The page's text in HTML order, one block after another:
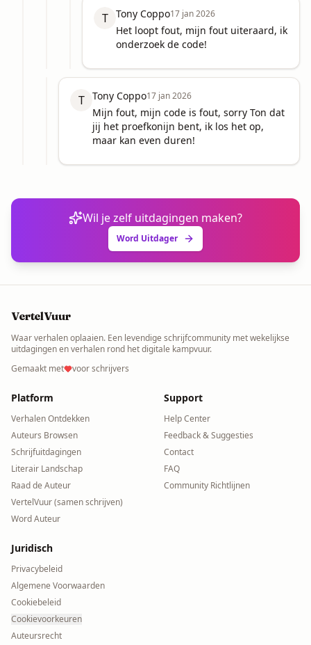
T Tony Coppo17 jan 2026
Het loopt fout, mijn fout uiteraard, ik
onderzoek de code!
T Tony Coppo17 jan 2026
Mijn fout, mijn code is fout, sorry Ton dat
jij het proefkonijn bent, ik los het op,
maar kan even duren!
Wil je zelf uitdagingen maken?
Word Uitdager
VertelVuur
Waar verhalen oplaaien. Een levendige schrijfcommunity met wekelijkse
uitdagingen en verhalen rond het digitale kampvuur.
Gemaakt met
voor schrijvers
Platform
Verhalen Ontdekken
Auteurs Browsen
Schrijfuitdagingen
Literair Landschap
Raad de Auteur
VertelVuur (samen schrijven)
Word Auteur
Support
Help Center
Feedback & Suggesties
Contact
FAQ
Community Richtlijnen
Juridisch
Privacybeleid
Algemene Voorwaarden
Cookiebeleid
Cookievoorkeuren
Auteursrecht